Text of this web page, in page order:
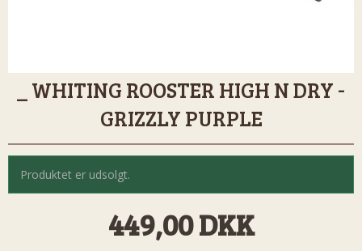
_ WHITING ROOSTER HIGH N DRY -
GRIZZLY PURPLE
Produktet er udsolgt.
449,00 DKK